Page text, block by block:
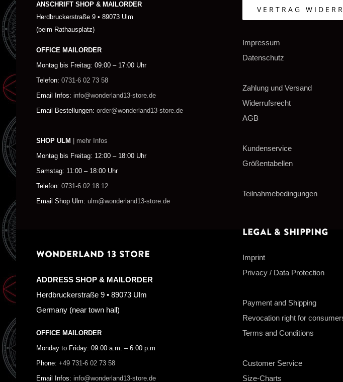
ANSCHRIFT SHOP & MAILORDER
Herdbruckerstraße 9 • 89073 Ulm
(beim Rathausplatz)
OFFICE MAILORDER
Montag bis Freitag: 09:00 – 17:00 Uhr
Telefon: 0731-6 02 73 58
Email Infos: info@wonderland13-store.de
Email Bestellungen: order@wonderland13-store.de
SHOP ULM | mehr Infos
Montag bis Freitag: 12:00 – 18:00 Uhr
Samstag: 11:00 – 18:00 Uhr
Telefon: 0731-6 02 18 12
Email Shop Ulm: ulm@wonderland13-store.de
WONDERLAND 13 STORE
ADDRESS SHOP & MAILORDER
Herdbruckerstraße 9 • 89073 Ulm
Germany (near town hall)
OFFICE MAILORDER
Monday to Friday: 09:00 a.m. – 6:00 p.m
Phone: +49 731-6 02 73 58
Email Infos: info@wonderland13-store.de
VERTRAG
Impressum
Datenschutz
Zahlung und Versand
Widerrufsrecht
AGB
Kundenservice
Größentabellen
Teilnahmebedingungen
Legal & Shipping
Imprint
Privacy / Data Protection
Payment and Shipping
Revocation right for
Terms and Conditions
Customer Service
Size-Charts